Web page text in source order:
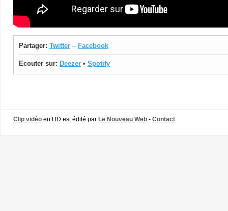
Partager: Twitter – Facebook
Ecouter sur: Deezer • Spotify
Clip vidéo en HD est édité par Le Nouveau Web - Contact